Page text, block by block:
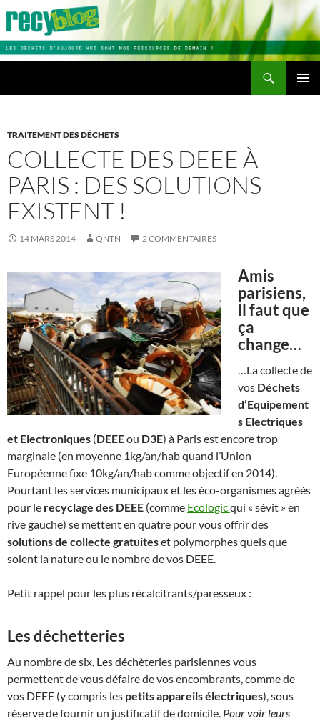
Aller
contenu
TRAITEMENT DES DÉCHETS
COLLECTE DES DEEE À
PARIS : DES SOLUTIONS
EXISTENT !
14 MARS 2014 QNTN 2 COMMENTAIRES
Amis
parisiens,
il faut que
ça
change…
…La collecte de
vos Déchets
d’Equipement
s Electriques
et Electroniques (DEEEou D3E) à Paris est encore trop
marginale (en moyenne 1kg/an/hab quand l’Union
Européenne fixe 10kg/an/hab comme objectif en 2014).
Pourtant les services municipaux et les éco-organismes agréés
pour le recyclage des DEEE (comme Ecologicqui « sévit » en
rive gauche) se mettent en quatre pour vous offrir des
solutions de collecte gratuiteset polymorphes quels que
soient la nature ou le nombre de vos DEEE.
Petit rappel pour les plus récalcitrants/paresseux :
Les déchetteries
Au nombre de six, Les déchèteries parisiennes vous
permettent de vous défaire de vos encombrants, comme de
vos DEEE (y compris les petits appareils électriques), sous
réserve de fournir un justificatif de domicile. Pour voir leurs